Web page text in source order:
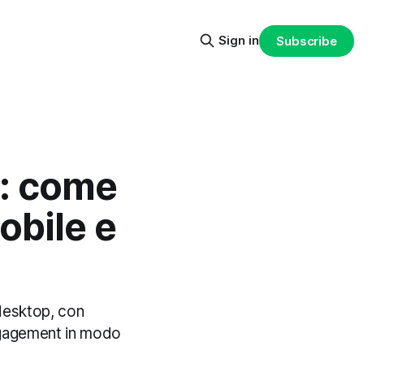
Sign in Subscribe
come
e
con
in modo